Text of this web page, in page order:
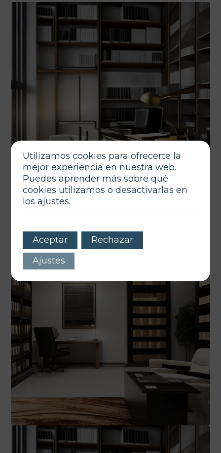
Utilizamos cookies para ofrecerte la
mejor experiencia en nuestra web.
Puedes aprender más sobre qué
cookies utilizamos o desactivarlas en
losajustes.
Aceptar
Rechazar
Ajustes